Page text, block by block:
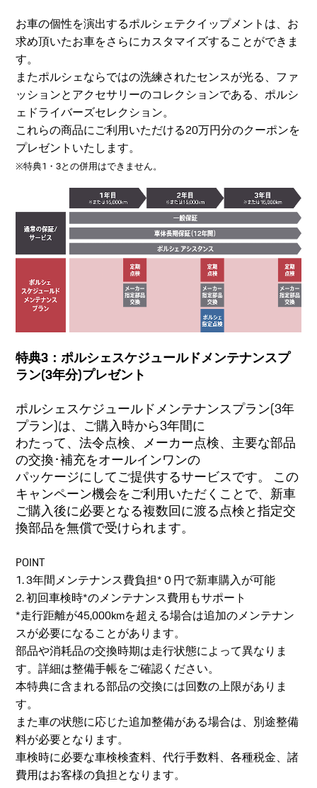
お車の個性を演出するポルシェテクイップメントは、お
求め頂いたお車をさらにカスタマイズすることができま
す。
またポルシェならではの洗練されたセンスが光る、ファ
ッションとアクセサリーのコレクションである、ポルシ
ェドライバーズセレクション。
これらの商品にご利用いただける20万円分のクーポンを
プレゼントいたします。
※特典1・3との併用はできません。
特典3：ポルシェスケジュールドメンテナンスプ
ラン(3年分)プレゼント
ポルシェスケジュールドメンテナンスプラン(3年
プラン)は、ご購入時から3年間に
わたって、法令点検、メーカー点検、主要な部品
の交換･補充をオールインワンの
パッケージにしてご提供するサービスです。 この
キャンペーン機会をご利用いただくことで、新車
ご購入後に必要となる複数回に渡る点検と指定交
換部品を無償で受けられます。
POINT
1. 3年間メンテナンス費負担*０円で新車購入が可能
2. 初回車検時*のメンテナンス費用もサポート
*走行距離が45,000kmを超える場合は追加のメンテナン
スが必要になることがあります。
部品や消耗品の交換時期は走行状態によって異なりま
す。詳細は整備手帳をご確認ください。
本特典に含まれる部品の交換には回数の上限がありま
す。
また車の状態に応じた追加整備がある場合は、別途整備
料が必要となります。
車検時に必要な車検検査料、代行手数料、各種税金、諸
費用はお客様の負担となります。